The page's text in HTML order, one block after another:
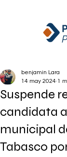
Suspende
candidata
municipal
Tabasco
benjamin Lara
14 may 2024 1